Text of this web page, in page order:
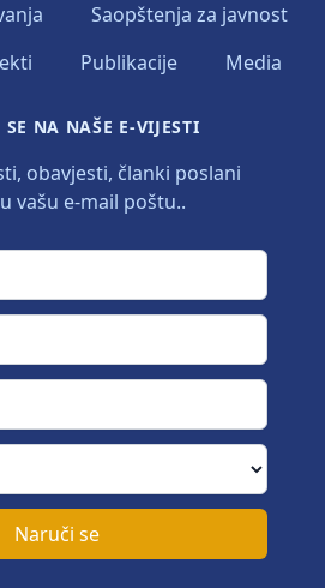
Saopštenja za javnost
Publikacije Media
SE NA NAŠE E-VIJESTI
obavjesti, članki poslani
vašu e-mail poštu..
Naruči se